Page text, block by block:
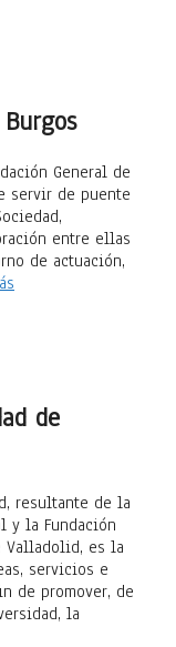
General de
servir de puente
entre ellas
de actuación,
de
resultante de la
y la Fundación
Valladolid, es la
servicios e
de promover, de
la